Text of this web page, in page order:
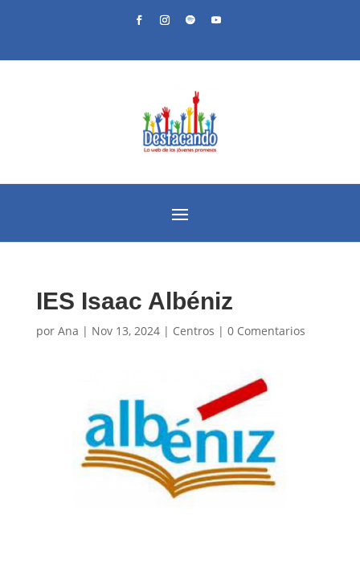
IES Isaac Albéniz
por Ana | Nov 13, 2024| Centros | 0 Comentarios